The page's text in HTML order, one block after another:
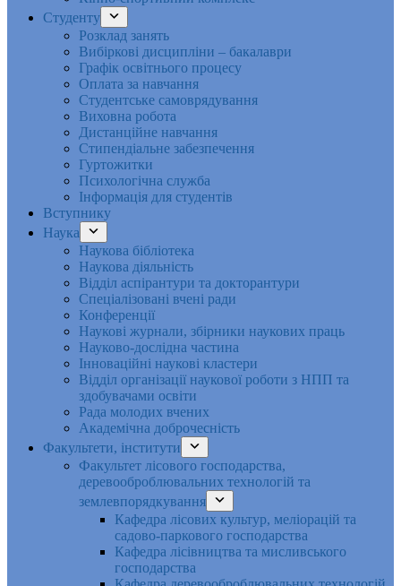
Студенту
Розклад занять
Вибіркові дисципліни – бакалаври
Графік освітнього процесу
Оплата за навчання
Студентське самоврядування
Виховна робота
Дистанційне навчання
Стипендіальне забезпечення
Гуртожитки
Психологічна служба
Інформація для студентів
Вступнику
Наука
Наукова бібліотека
Наукова діяльність
Відділ аспірантури та докторантури
Спеціалізовані вчені ради
Конференції
Наукові журнали, збірники наукових праць
Науково-дослідна частина
Інноваційні наукові кластери
Відділ організації наукової роботи з НПП та
здобувачами освіти
Рада молодих вчених
Академічна доброчесність
Факультети, інститути
Факультет лісового господарства,
деревооброблювальних технологій та
землевпорядкування
Кафедра лісових культур, меліорацій та
садово-паркового господарства
Кафедра лісівництва та мисливського
господарства